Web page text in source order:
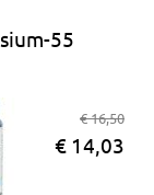
55
€ 16,50
€ 14,03